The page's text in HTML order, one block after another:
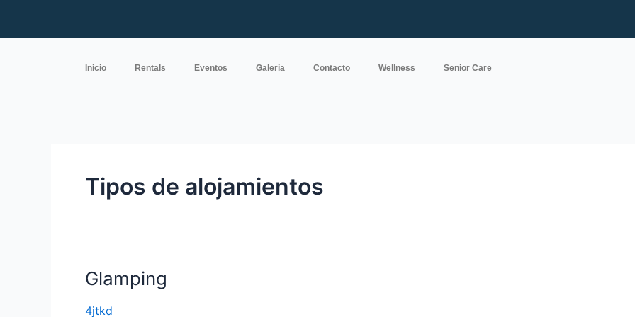
Inicio Rentals Eventos Galeria Contacto Wellness Senior Care
Tipos de alojamientos
Glamping
4jtkd
Glamping